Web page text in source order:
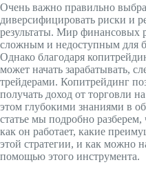
Очень важно правильно
диверсифицировать риски и
результаты. Мир финансовых
сложным и недоступным для
Однако благодаря
может начать зарабатывать,
трейдерами. Копитрейдинг
получать доход от торговли
этом глубокими знаниями в
статье мы подробно разберем,
как он работает, какие
этой стратегии, и как можно
помощью этого инструмента.